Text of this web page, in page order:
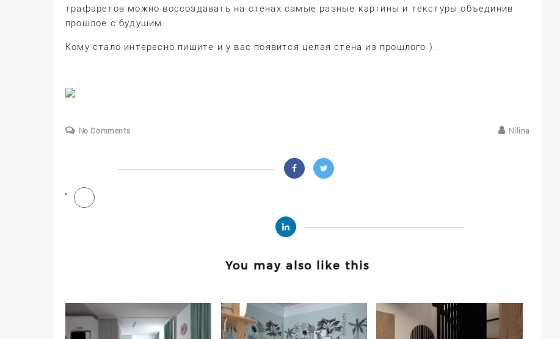
трафаретов можно воссоздавать на стенах самые разные картины и текстуры объединив
прошлое с будущим.
Кому стало интересно пишите и у вас появится целая стена из прошлого ).
No Comments Nilina
You may also like this